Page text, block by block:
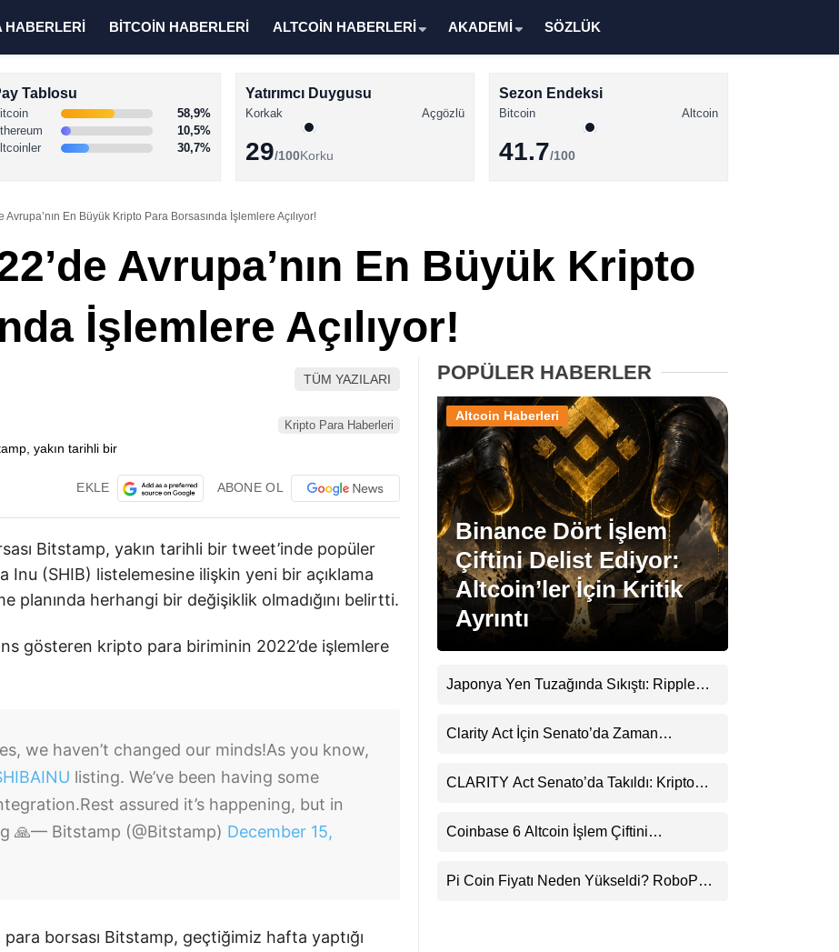
Altcoin Haberleri
XRP Haberleri
Memecoin Haberleri
Stablecoin Haberleri
Facebook
Instagram
Telegram
HABERLERİ BİTCOİN HABERLERİ ALTCOİN HABERLERİ AKADEMİ SÖZLÜK
Tablosu
58,9%
10,5%
30,7%
Yatırımcı Duygusu
Korkak Açgözlü
29/100Korku
Sezon Endeksi
Bitcoin Altcoin
41.7/100
Avrupa’nın En Büyük Kripto Para Borsasında İşlemlere Açılıyor!
Avrupa’nın En Büyük Kripto
İşlemlere Açılıyor!
TÜM YAZILARI
Kripto Para Haberleri
EKLE ABONE OL
Bitstamp, yakın tarihli bir tweet’inde popüler
Inu (SHIB) listelemesine ilişkin yeni bir açıklama
planında herhangi bir değişiklik olmadığını belirtti.
gösteren kripto para biriminin 2022’de işlemlere
we haven’t changed our minds!As you know,
listing. We’ve been having some
Rest assured it’s happening, but in
🙏— Bitstamp (@Bitstamp) December 15,
borsası Bitstamp, geçtiğimiz hafta yaptığı
POPÜLER HABERLER
Binance Dört İşlem
Çiftini Delist Ediyor:
Altcoin’ler İçin Kritik
Ayrıntı
Altcoin Haberleri
Japonya Yen Tuzağında Sıkıştı: Ripple
Clarity Act İçin Senato’da Zaman
CLARITY Act Senato’da Takıldı: Kripto
Coinbase 6 Altcoin İşlem Çiftini
Pi Coin Fiyatı Neden Yükseldi? RoboPay